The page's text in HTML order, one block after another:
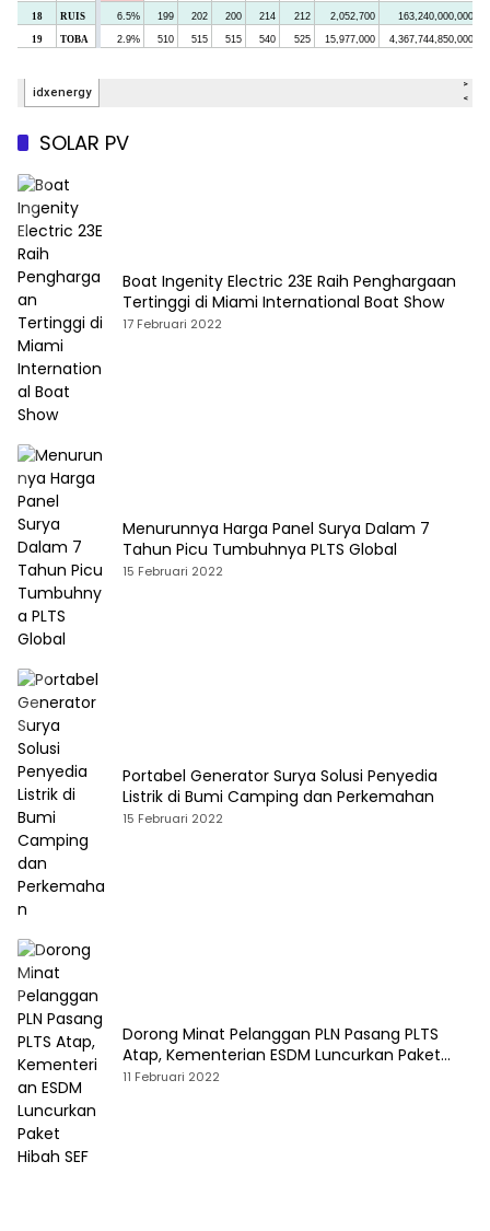
SOLAR PV
Boat Ingenity Electric 23E Raih Penghargaan
Tertinggi di Miami International Boat Show
17 Februari 2022
Menurunnya Harga Panel Surya Dalam 7
Tahun Picu Tumbuhnya PLTS Global
15 Februari 2022
Portabel Generator Surya Solusi Penyedia
Listrik di Bumi Camping dan Perkemahan
15 Februari 2022
Dorong Minat Pelanggan PLN Pasang PLTS
Atap, Kementerian ESDM Luncurkan Paket
Hibah SEF
11 Februari 2022